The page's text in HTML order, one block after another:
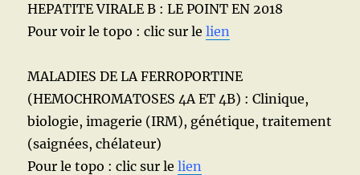
HEPATITE VIRALE B : LE POINT EN 2018
Pour voir le topo : clic sur lelien
MALADIES DE LA FERROPORTINE
(HEMOCHROMATOSES 4A ET 4B) : Clinique,
biologie, imagerie (IRM), génétique, traitement
(saignées, chélateur)
Pour le topo : clic sur lelien